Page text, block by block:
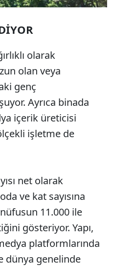
olarak
olan veya
genç
Ayrıca binada
içerik üreticisi
işletme de
net olarak
ve kat sayısına
11.000 ile
gösteriyor. Yapı,
platformlarında
dünya genelinde